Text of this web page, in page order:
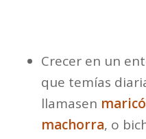
Crecer en un
que temías
llamasen
machorra, o